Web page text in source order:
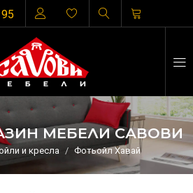
МЕБЕЛИ САВОВИ
и кресла Фотьойл Хавай